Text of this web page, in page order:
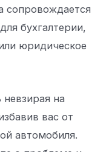
сопровождается
бухгалтерии,
юридическое
на
вас от
автомобиля.